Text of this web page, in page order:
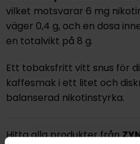
vilket motsvarar 6 mg
väger 0,4 g, och en dosa
en totalvikt på 8 g.
Ett tobaksfritt vitt snus för
kaffesmak i ett litet och
balanserad nikotinstyrka.
Hitta alla produkter från